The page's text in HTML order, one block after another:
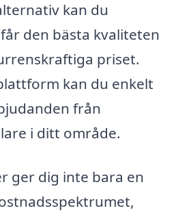
kan du
den bästa kvaliteten
priset.
kan du enkelt
från
i ditt område.
ger dig inte bara en